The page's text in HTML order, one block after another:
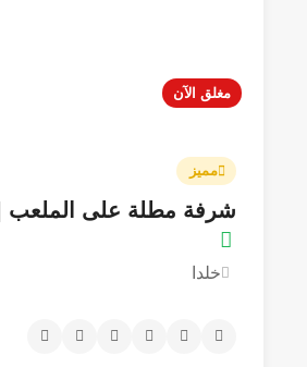
مغلق الآن
مميز
شرفة مطلة على الملعب | We Padel
خلدا